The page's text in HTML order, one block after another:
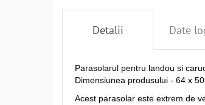
Detalii Date
Parasolarul pentru landou si
Dimensiunea produsului - 64 x 50
Acest parasolar este extrem de